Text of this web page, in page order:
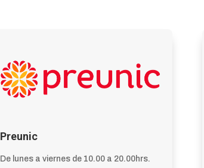
Preunic
De lunes a viernes de 10.00 a 20.00hrs.